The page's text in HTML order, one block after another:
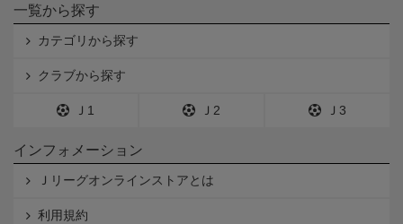
一覧から探す
カテゴリから探す
クラブから探す
Ｊ1 Ｊ2 Ｊ3
インフォメーション
Ｊリーグオンラインストアとは
利用規約